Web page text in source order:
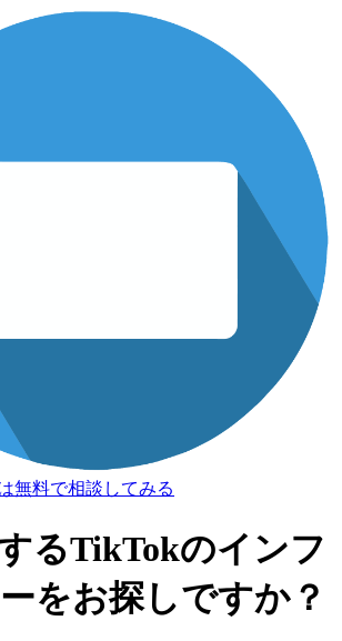
無料で相談してみる
るTikTokのインフ
をお探しですか？